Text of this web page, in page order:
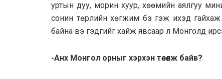
уртын дуу, морин хуур, хөөмийн аялгуу
сонин төрлийн хөгжим бэ гэж ихэд
байна вэ гэдгийг хайж явсаар л Монголд
-Анх Монгол орныг хэрхэн төсөөлж байв?